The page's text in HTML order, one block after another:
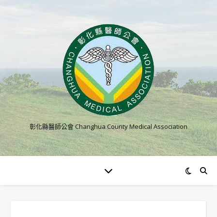
彰化縣醫師公會 Changhua County Medical Association